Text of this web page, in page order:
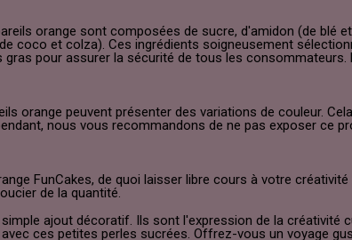
orange sont composées de sucre, d'amidon (de blé
coco et colza). Ces ingrédients soigneusement
pour assurer la sécurité de tous les
orange peuvent présenter des variations de couleur.
nous vous recommandons de ne pas exposer ce
FunCakes, de quoi laisser libre cours à votre
de la quantité.
ajout décoratif. Ils sont l'expression de la créativité
ces petites perles sucrées. Offrez-vous un voyage